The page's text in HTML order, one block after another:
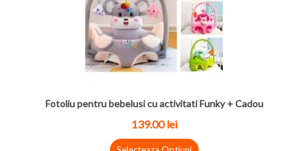
Fotoliu pentru bebelusi cu activitati Funky + Cadou
139.00 lei